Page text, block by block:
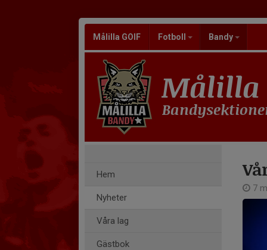
Målilla GOIF Fotboll Bandy
Målilla
Hem
Nyheter
Våra lag
Gästbok
7